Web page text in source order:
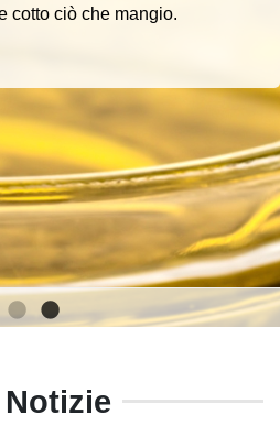
cotto ciò che mangio.
1 2
Notizie